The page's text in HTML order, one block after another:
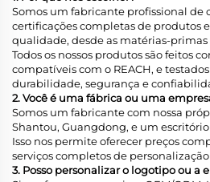
Somos um fabricante profissional de
certificações completas de produtos
qualidade, desde as matérias-primas
Todos os nossos produtos são feitos
compatíveis com o REACH, e
durabilidade, segurança e
2. Você é uma fábrica ou uma
Somos um fabricante com nossa
Shantou, Guangdong, e um
Isso nos permite oferecer preços
serviços completos de
3. Posso personalizar o logotipo ou a